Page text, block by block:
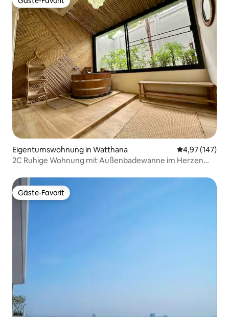
Gäste-Favorit
Eigentumswohnung in Watthana
4,97 (147)
2C Ruhige Wohnung mit Außenbadewanne im Herzen
Gäste-Favorit
Gäste-Favorit